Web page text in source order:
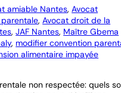
amiable Nantes, Avocat
, Avocat droit de la
, JAF Nantes, Maître Gbema
, modifier convention
alimentaire impayée
non respectée: quels